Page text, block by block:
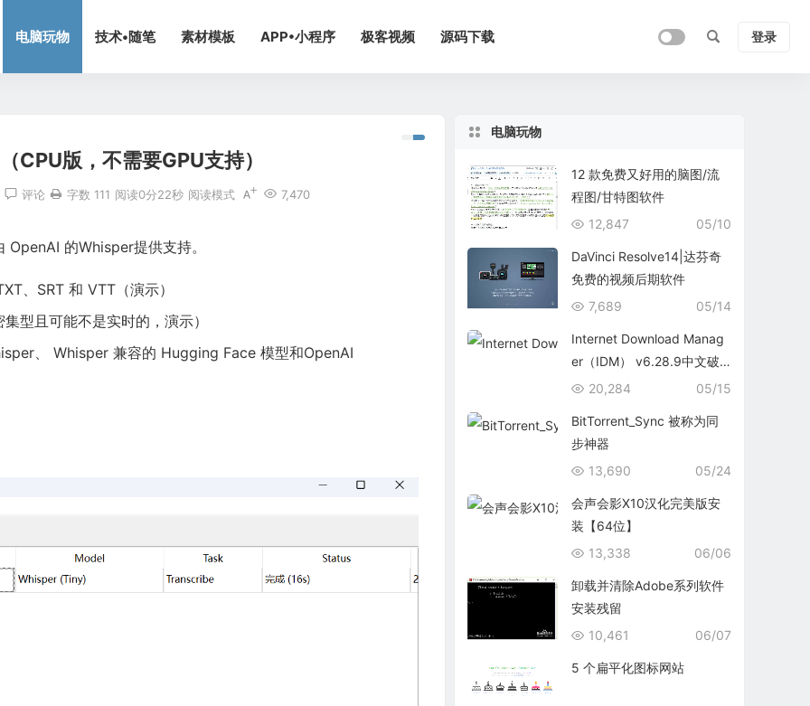
电脑玩物 技术•随笔 素材模板 APP•小程序 极客视频 源码下载 登录
CPU版，不需要GPU支持）
评论 7,470
字数 111 阅读0分22秒 阅读模式
的Whisper提供支持。
、SRT 和 VTT（演示）
型且可能不是实时的，演示）
、 Whisper 兼容的 Hugging Face 模型和OpenAI
电脑玩物
12 款免费又好用的脑图/流
程图/甘特图软件
05/10
12,847
DaVinci Resolve14|达芬奇
免费的视频后期软件
05/14
7,689
Internet Download Manag
er（IDM） v6.28.9中文破
解版
05/15
20,284
BitTorrent_Sync 被称为同
步神器
05/24
13,690
会声会影X10汉化完美版安
装【64位】
06/06
13,338
卸载并清除Adobe系列软件
安装残留
06/07
10,461
5 个扁平化图标网站